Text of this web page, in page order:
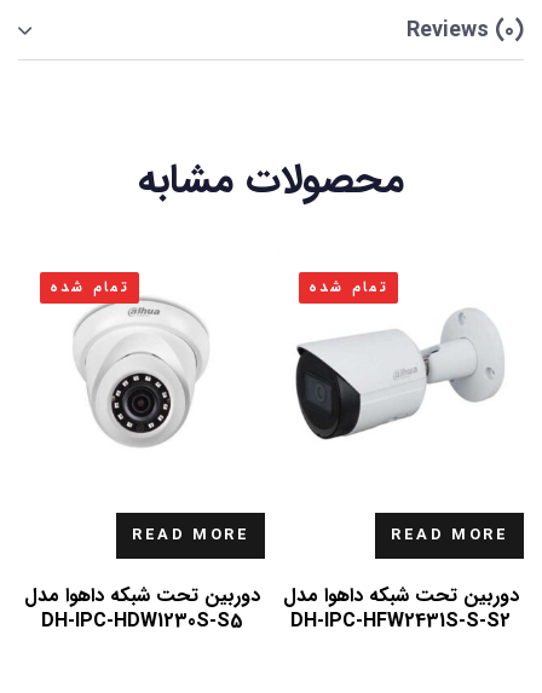
Reviews (0)
محصولات مشابه
تمام شده
READ MORE
دوربین تحت شبکه داهوا مدل
DH-IPC-HFW2431S-S-S2
تمام شده
READ MORE
دوربین تحت شبکه داهوا مدل
DH-IPC-HDW1230S-S5